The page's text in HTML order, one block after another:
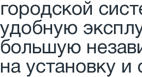
городской
удобную
большую
на установку